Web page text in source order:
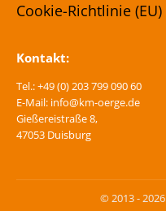
Cookie-Richtlinie (EU)
Kontakt:
Tel.: +49 (0) 203 799 090 60
E-Mail: info@km-oerge.de
Gießereistraße 8,
47053 Duisburg
© 2013 -